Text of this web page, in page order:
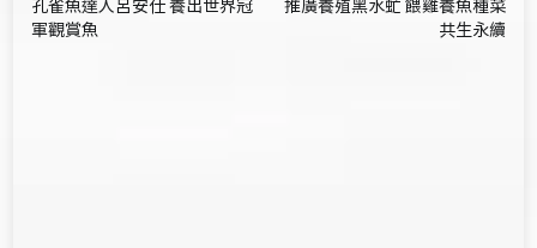
章
孔雀魚達人呂安仕 養出世界冠
軍觀賞魚
推廣養殖黑水虻 餵雞養魚種菜
共生永續